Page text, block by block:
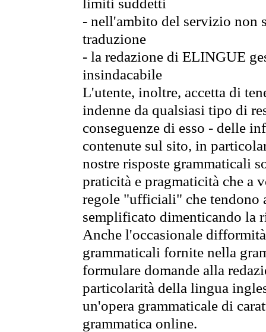
- nell'ambito del servizio non
traduzione
- la redazione di ELINGUE
insindacabile
L'utente, inoltre, accetta di
indenne da qualsiasi tipo di
conseguenze di esso - delle
contenute sul sito, in
nostre risposte grammaticali
praticità e pragmaticità che a
regole "ufficiali" che tendono
semplificato dimenticando la
Anche l'occasionale
grammaticali fornite nella
formulare domande alla
particolarità della lingua
un'opera grammaticale di
grammatica online.